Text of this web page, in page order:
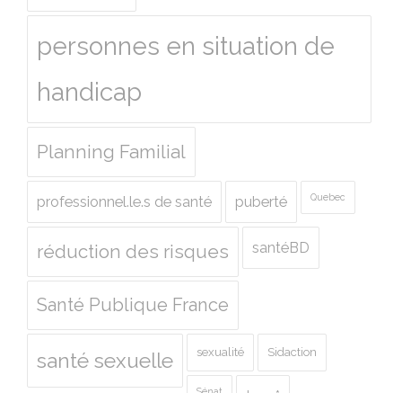
personnes en situation de
handicap
Planning Familial
professionnel.le.s de santé puberté Quebec
réduction des risques santéBD
Santé Publique France
santé sexuelle sexualité Sidaction